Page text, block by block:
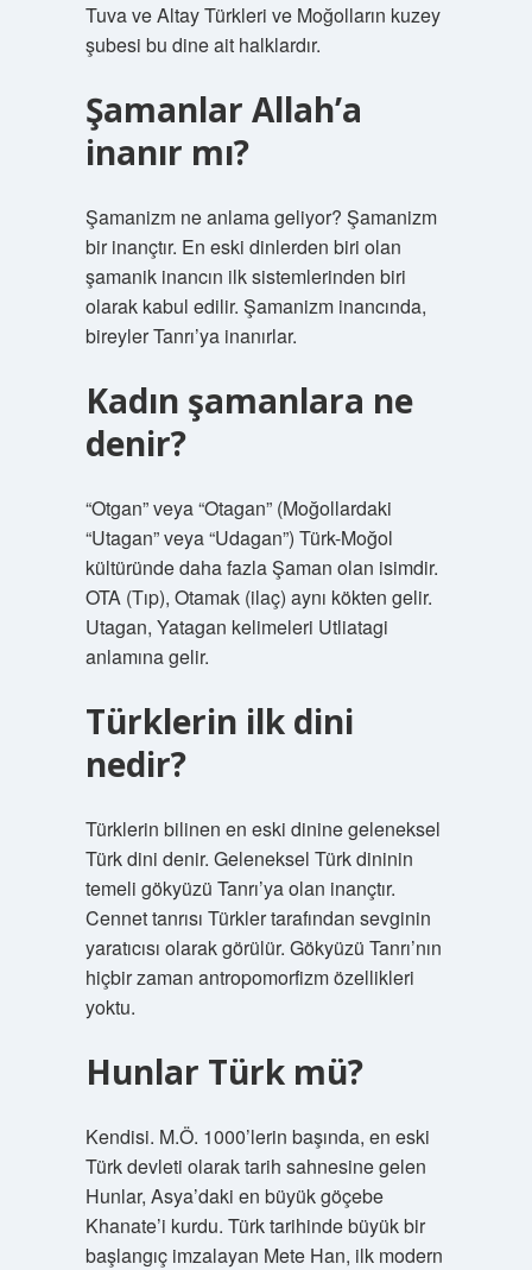
Tuva ve Altay Türkleri ve Moğolların kuzey
şubesi bu dine ait halklardır.
Şamanlar Allah’a
inanır mı?
Şamanizm ne anlama geliyor? Şamanizm
bir inançtır. En eski dinlerden biri olan
şamanik inancın ilk sistemlerinden biri
olarak kabul edilir. Şamanizm inancında,
bireyler Tanrı’ya inanırlar.
Kadın şamanlara ne
denir?
“Otgan” veya “Otagan” (Moğollardaki
“Utagan” veya “Udagan”) Türk-Moğol
kültüründe daha fazla Şaman olan isimdir.
OTA (Tıp), Otamak (ilaç) aynı kökten gelir.
Utagan, Yatagan kelimeleri Utliatagi
anlamına gelir.
Türklerin ilk dini
nedir?
Türklerin bilinen en eski dinine geleneksel
Türk dini denir. Geleneksel Türk dininin
temeli gökyüzü Tanrı’ya olan inançtır.
Cennet tanrısı Türkler tarafından sevginin
yaratıcısı olarak görülür. Gökyüzü Tanrı’nın
hiçbir zaman antropomorfizm özellikleri
yoktu.
Hunlar Türk mü?
Kendisi. M.Ö. 1000’lerin başında, en eski
Türk devleti olarak tarih sahnesine gelen
Hunlar, Asya’daki en büyük göçebe
Khanate’i kurdu. Türk tarihinde büyük bir
başlangıç ​​imzalayan Mete Han, ilk modern